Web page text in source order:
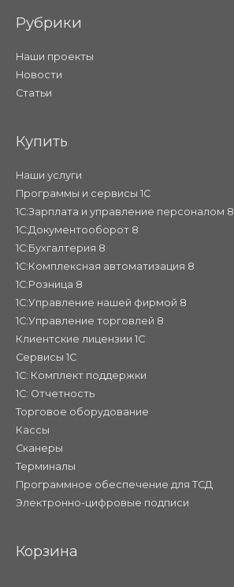
Рубрики
Наши проекты
Новости
Статьи
Купить
Наши услуги
Программы и сервисы 1С
1С:Зарплата и управление персоналом 8
1С:Документооборот 8
1С:Бухгалтерия 8
1С:Комплексная автоматизация 8
1С:Розница 8
1С:Управление нашей фирмой 8
1С:Управление торговлей 8
Клиентские лицензии 1С
Сервисы 1С
1С: Комплект поддержки
1С: Отчетность
Торговое оборудование
Кассы
Сканеры
Терминалы
Программное обеспечение для ТСД
Электронно-цифровые подписи
Корзина